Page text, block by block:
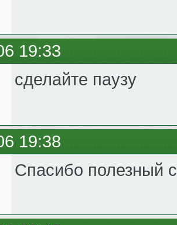
19:33
сделайте паузу
19:38
Спасибо полезный